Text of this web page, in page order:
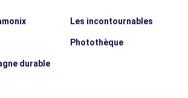
durable
Les incontournables
Photothèque